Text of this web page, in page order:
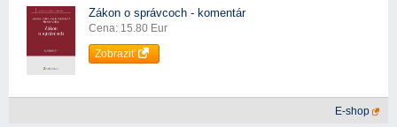
Zákon o správcoch - komentár
Cena: 15.80 Eur
Zobraziť
E-shop